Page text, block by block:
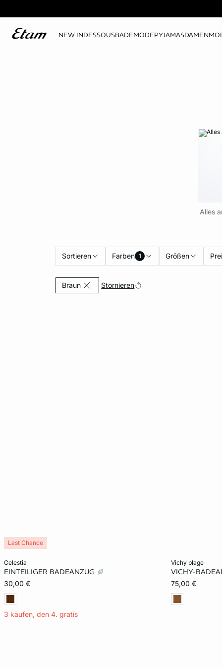
NEW INDESSOUSBADEMODEPYJAMAS
Alles
Sortieren Farben 1 Größen
BraunCurrently Refined by Farben: Braun
Stornieren
celestia
EINTEILIGER BADEANZUG
30,00 €
3 kaufen, den 4. gratis
Last Chance
vichy plage
VICHY-
75,00 €